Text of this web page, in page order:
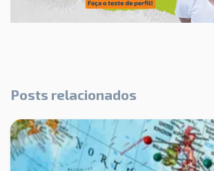
Posts relacionados